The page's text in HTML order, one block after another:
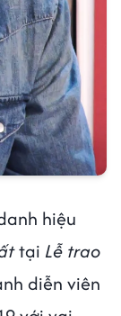
hiệu
tại Lễ trao
diễn viên